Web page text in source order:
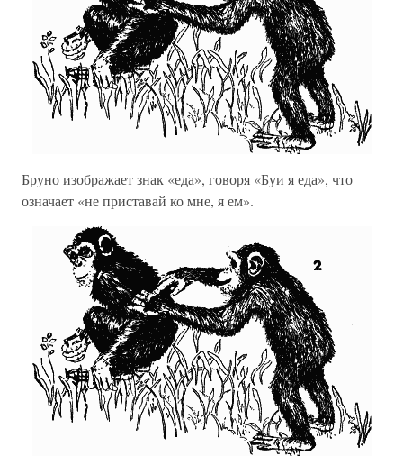
Бруно изображает знак «еда», говоря «Буи я еда», что
означает «не приставай ко мне, я ем».